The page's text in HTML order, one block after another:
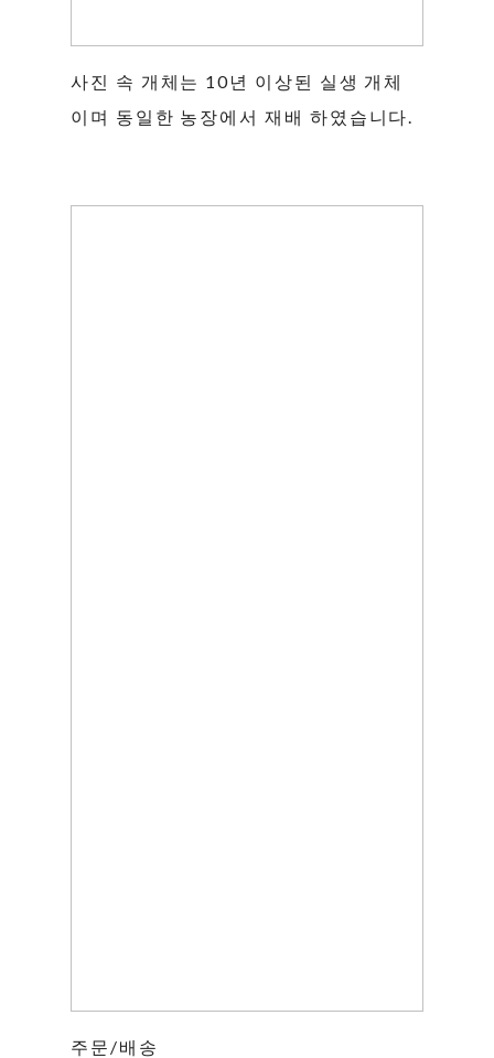
사진 속 개체는 10년 이상된 실생 개체
이며 동일한 농장에서 재배 하였습니다.
주문/배송